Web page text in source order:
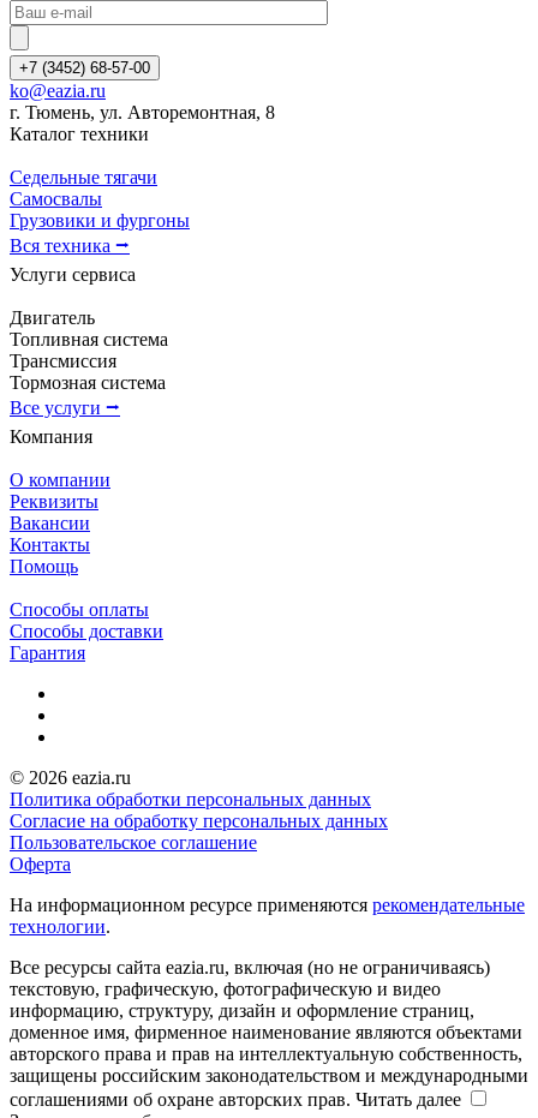
+7 (3452) 68-57-00
ko@eazia.ru
г. Тюмень, ул. Авторемонтная, 8
Каталог техники
Седельные тягачи
Самосвалы
Грузовики и фургоны
Вся техника ⭢
Услуги сервиса
Двигатель
Топливная система
Трансмиссия
Тормозная система
Все услуги ⭢
Компания
О компании
Реквизиты
Вакансии
Контакты
Помощь
Способы оплаты
Способы доставки
Гарантия
© 2026 eazia.ru
Политика обработки персональных данных
Согласие на обработку персональных данных
Пользовательское соглашение
Оферта
На информационном ресурсе применяются рекомендательные
технологии.
Все ресурсы сайта eazia.ru, включая (но не ограничиваясь)
текстовую, графическую, фотографическую и видео
информацию, структуру, дизайн и оформление страниц,
доменное имя, фирменное наименование являются объектами
авторского права и прав на интеллектуальную собственность,
защищены российским законодательством и международными
соглашениями об охране авторских прав. Читать далее